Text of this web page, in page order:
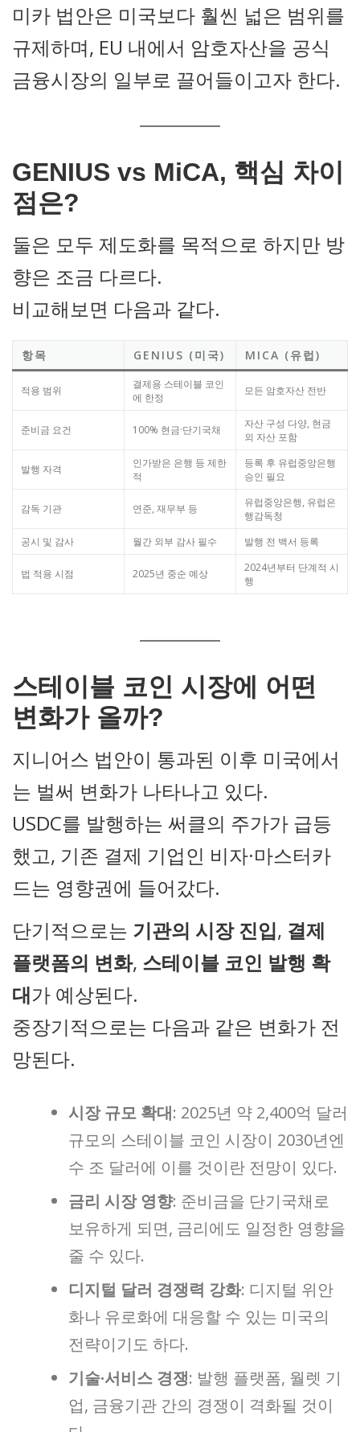
미카 법안은 미국보다 훨씬 넓은 범위를
규제하며, EU 내에서 암호자산을 공식
금융시장의 일부로 끌어들이고자 한다.
GENIUS vs MiCA, 핵심 차이
점은?
둘은 모두 제도화를 목적으로 하지만 방
향은 조금 다르다.
비교해보면 다음과 같다.
항목 GENIUS (미국) MICA (유럽)
적용 범위
결제용 스테이블 코인
에 한정
모든 암호자산 전반
준비금 요건 100% 현금·단기국채
자산 구성 다양, 현금
외 자산 포함
발행 자격
인가받은 은행 등 제한
적
등록 후 유럽중앙은행
승인 필요
감독 기관 연준, 재무부 등
유럽중앙은행, 유럽은
행감독청
공시 및 감사
월간 외부 감사 필수 발행 전 백서 등록
법 적용 시점 2025년 중순 예상
2024년부터 단계적 시
행
스테이블 코인 시장에 어떤
변화가 올까?
지니어스 법안이 통과된 이후 미국에서
는 벌써 변화가 나타나고 있다.
USDC를 발행하는 써클의 주가가 급등
했고, 기존 결제 기업인 비자·마스터카
드는 영향권에 들어갔다.
단기적으로는 기관의 시장 진입, 결제
플랫폼의 변화, 스테이블 코인 발행 확
대가 예상된다.
중장기적으로는 다음과 같은 변화가 전
망된다.
시장 규모 확대: 2025년 약 2,400억 달러
규모의 스테이블 코인 시장이 2030년엔
수 조 달러에 이를 것이란 전망이 있다.
금리 시장 영향: 준비금을 단기국채로
보유하게 되면, 금리에도 일정한 영향을
줄 수 있다.
디지털 달러 경쟁력 강화: 디지털 위안
화나 유로화에 대응할 수 있는 미국의
전략이기도 하다.
기술·서비스 경쟁: 발행 플랫폼, 월렛 기
업, 금융기관 간의 경쟁이 격화될 것이